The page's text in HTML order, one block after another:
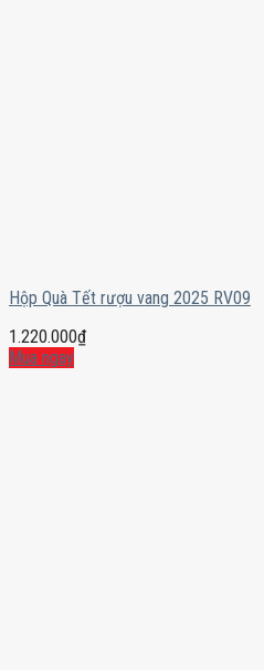
Hộp Quà Tết rượu vang 2025 RV09
1.220.000₫
Mua ngay